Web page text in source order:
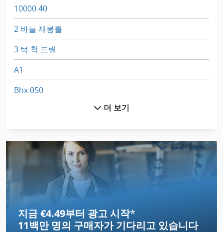
10000 40
2 바늘 재봉틀
3 턱 척 드릴
A1
Bhx 050
Egv 12
Nc 선반
더 보기
지금 €4.49부터 광고 시작*
11백만 명의 구매자가 기다리고 있습니다